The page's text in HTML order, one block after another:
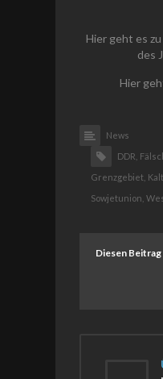
Hier geht es
des
Hier
News
DDR,
Grenzgebiet,
Sowjetunion,
Diesen